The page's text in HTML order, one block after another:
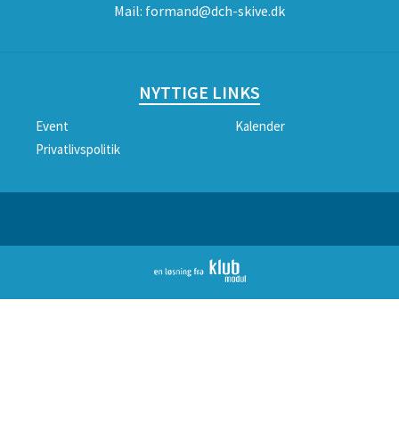
Mail: formand@dch-skive.dk
NYTTIGE LINKS
Event
Kalender
Privatlivspolitik